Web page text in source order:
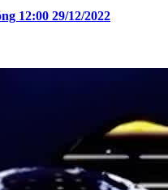
12:00 29/12/2022